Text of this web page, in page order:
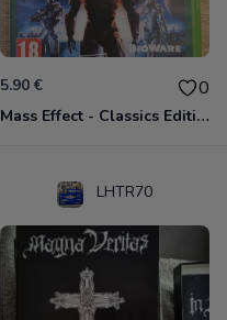
5.90 € 0
Mass Effect - Classics Edition Xbox 360
LHTR70